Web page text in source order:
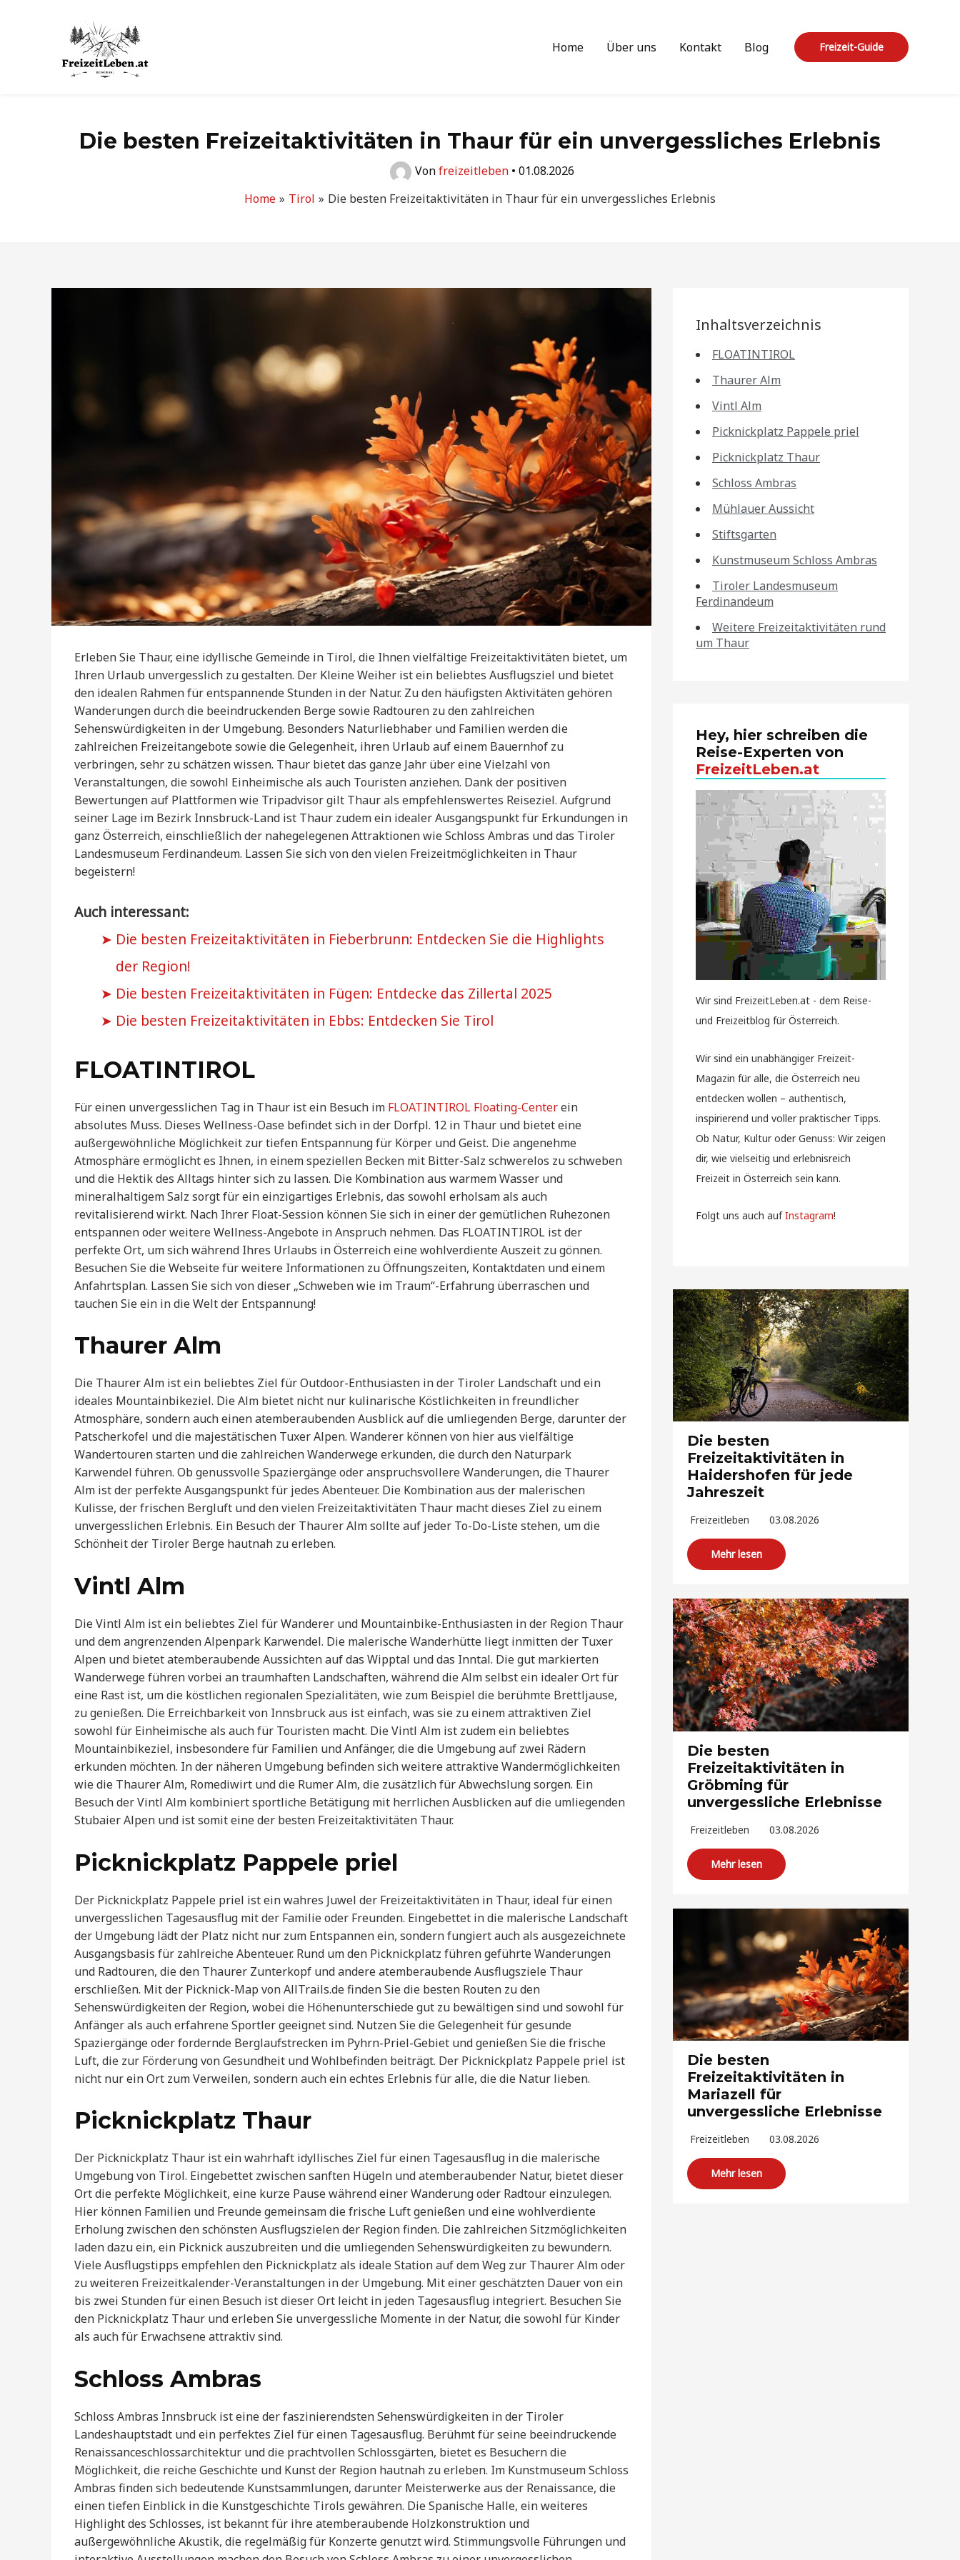
Home Über uns Kontakt Blog Freizeit-Guide
Die besten Freizeitaktivitäten in Thaur für ein unvergessliches Erlebnis
Vonfreizeitleben • 01.08.2026
Home
Tirol Die besten Freizeitaktivitäten in Thaur für ein unvergessliches Erlebnis
Erleben Sie Thaur, eine idyllische Gemeinde in Tirol, die Ihnen vielfältige Freizeitaktivitäten bietet, um
Ihren Urlaub unvergesslich zu gestalten. Der Kleine Weiher ist ein beliebtes Ausflugsziel und bietet
den idealen Rahmen für entspannende Stunden in der Natur. Zu den häufigsten Aktivitäten gehören
Wanderungen durch die beeindruckenden Berge sowie Radtouren zu den zahlreichen
Sehenswürdigkeiten in der Umgebung. Besonders Naturliebhaber und Familien werden die
zahlreichen Freizeitangebote sowie die Gelegenheit, ihren Urlaub auf einem Bauernhof zu
verbringen, sehr zu schätzen wissen. Thaur bietet das ganze Jahr über eine Vielzahl von
Veranstaltungen, die sowohl Einheimische als auch Touristen anziehen. Dank der positiven
Bewertungen auf Plattformen wie Tripadvisor gilt Thaur als empfehlenswertes Reiseziel. Aufgrund
seiner Lage im Bezirk Innsbruck-Land ist Thaur zudem ein idealer Ausgangspunkt für Erkundungen in
ganz Österreich, einschließlich der nahegelegenen Attraktionen wie Schloss Ambras und das Tiroler
Landesmuseum Ferdinandeum. Lassen Sie sich von den vielen Freizeitmöglichkeiten in Thaur
begeistern!
Auch interessant:
Die besten Freizeitaktivitäten in Fieberbrunn: Entdecken Sie die Highlights
der Region!
Die besten Freizeitaktivitäten in Fügen: Entdecke das Zillertal 2025
Die besten Freizeitaktivitäten in Ebbs: Entdecken Sie Tirol
FLOATINTIROL
Für einen unvergesslichen Tag in Thaur ist ein Besuch im FLOATINTIROL Floating-Centerein
absolutes Muss. Dieses Wellness-Oase befindet sich in der Dorfpl. 12 in Thaur und bietet eine
außergewöhnliche Möglichkeit zur tiefen Entspannung für Körper und Geist. Die angenehme
Atmosphäre ermöglicht es Ihnen, in einem speziellen Becken mit Bitter-Salz schwerelos zu schweben
und die Hektik des Alltags hinter sich zu lassen. Die Kombination aus warmem Wasser und
mineralhaltigem Salz sorgt für ein einzigartiges Erlebnis, das sowohl erholsam als auch
revitalisierend wirkt. Nach Ihrer Float-Session können Sie sich in einer der gemütlichen Ruhezonen
entspannen oder weitere Wellness-Angebote in Anspruch nehmen. Das FLOATINTIROL ist der
perfekte Ort, um sich während Ihres Urlaubs in Österreich eine wohlverdiente Auszeit zu gönnen.
Besuchen Sie die Webseite für weitere Informationen zu Öffnungszeiten, Kontaktdaten und einem
Anfahrtsplan. Lassen Sie sich von dieser „Schweben wie im Traum“-Erfahrung überraschen und
tauchen Sie ein in die Welt der Entspannung!
Thaurer Alm
Die Thaurer Alm ist ein beliebtes Ziel für Outdoor-Enthusiasten in der Tiroler Landschaft und ein
ideales Mountainbikeziel. Die Alm bietet nicht nur kulinarische Köstlichkeiten in freundlicher
Atmosphäre, sondern auch einen atemberaubenden Ausblick auf die umliegenden Berge, darunter der
Patscherkofel und die majestätischen Tuxer Alpen. Wanderer können von hier aus vielfältige
Wandertouren starten und die zahlreichen Wanderwege erkunden, die durch den Naturpark
Karwendel führen. Ob genussvolle Spaziergänge oder anspruchsvollere Wanderungen, die Thaurer
Alm ist der perfekte Ausgangspunkt für jedes Abenteuer. Die Kombination aus der malerischen
Kulisse, der frischen Bergluft und den vielen Freizeitaktivitäten Thaur macht dieses Ziel zu einem
unvergesslichen Erlebnis. Ein Besuch der Thaurer Alm sollte auf jeder To-Do-Liste stehen, um die
Schönheit der Tiroler Berge hautnah zu erleben.
Vintl Alm
Die Vintl Alm ist ein beliebtes Ziel für Wanderer und Mountainbike-Enthusiasten in der Region Thaur
und dem angrenzenden Alpenpark Karwendel. Die malerische Wanderhütte liegt inmitten der Tuxer
Alpen und bietet atemberaubende Aussichten auf das Wipptal und das Inntal. Die gut markierten
Wanderwege führen vorbei an traumhaften Landschaften, während die Alm selbst ein idealer Ort für
eine Rast ist, um die köstlichen regionalen Spezialitäten, wie zum Beispiel die berühmte Brettljause,
zu genießen. Die Erreichbarkeit von Innsbruck aus ist einfach, was sie zu einem attraktiven Ziel
sowohl für Einheimische als auch für Touristen macht. Die Vintl Alm ist zudem ein beliebtes
Mountainbikeziel, insbesondere für Familien und Anfänger, die die Umgebung auf zwei Rädern
erkunden möchten. In der näheren Umgebung befinden sich weitere attraktive Wandermöglichkeiten
wie die Thaurer Alm, Romediwirt und die Rumer Alm, die zusätzlich für Abwechslung sorgen. Ein
Besuch der Vintl Alm kombiniert sportliche Betätigung mit herrlichen Ausblicken auf die umliegenden
Stubaier Alpen und ist somit eine der besten Freizeitaktivitäten Thaur.
Picknickplatz Pappele priel
Der Picknickplatz Pappele priel ist ein wahres Juwel der Freizeitaktivitäten in Thaur, ideal für einen
unvergesslichen Tagesausflug mit der Familie oder Freunden. Eingebettet in die malerische Landschaft
der Umgebung lädt der Platz nicht nur zum Entspannen ein, sondern fungiert auch als ausgezeichnete
Ausgangsbasis für zahlreiche Abenteuer. Rund um den Picknickplatz führen geführte Wanderungen
und Radtouren, die den Thaurer Zunterkopf und andere atemberaubende Ausflugsziele Thaur
erschließen. Mit der Picknick-Map von AllTrails.de finden Sie die besten Routen zu den
Sehenswürdigkeiten der Region, wobei die Höhenunterschiede gut zu bewältigen sind und sowohl für
Anfänger als auch erfahrene Sportler geeignet sind. Nutzen Sie die Gelegenheit für gesunde
Spaziergänge oder fordernde Berglaufstrecken im Pyhrn-Priel-Gebiet und genießen Sie die frische
Luft, die zur Förderung von Gesundheit und Wohlbefinden beiträgt. Der Picknickplatz Pappele priel ist
nicht nur ein Ort zum Verweilen, sondern auch ein echtes Erlebnis für alle, die die Natur lieben.
Picknickplatz Thaur
Der Picknickplatz Thaur ist ein wahrhaft idyllisches Ziel für einen Tagesausflug in die malerische
Umgebung von Tirol. Eingebettet zwischen sanften Hügeln und atemberaubender Natur, bietet dieser
Ort die perfekte Möglichkeit, eine kurze Pause während einer Wanderung oder Radtour einzulegen.
Hier können Familien und Freunde gemeinsam die frische Luft genießen und eine wohlverdiente
Erholung zwischen den schönsten Ausflugszielen der Region finden. Die zahlreichen Sitzmöglichkeiten
laden dazu ein, ein Picknick auszubreiten und die umliegenden Sehenswürdigkeiten zu bewundern.
Viele Ausflugstipps empfehlen den Picknickplatz als ideale Station auf dem Weg zur Thaurer Alm oder
zu weiteren Freizeitkalender-Veranstaltungen in der Umgebung. Mit einer geschätzten Dauer von ein
bis zwei Stunden für einen Besuch ist dieser Ort leicht in jeden Tagesausflug integriert. Besuchen Sie
den Picknickplatz Thaur und erleben Sie unvergessliche Momente in der Natur, die sowohl für Kinder
als auch für Erwachsene attraktiv sind.
Schloss Ambras
Schloss Ambras Innsbruck ist eine der faszinierendsten Sehenswürdigkeiten in der Tiroler
Landeshauptstadt und ein perfektes Ziel für einen Tagesausflug. Berühmt für seine beeindruckende
Renaissanceschlossarchitektur und die prachtvollen Schlossgärten, bietet es Besuchern die
Möglichkeit, die reiche Geschichte und Kunst der Region hautnah zu erleben. Im Kunstmuseum Schloss
Ambras finden sich bedeutende Kunstsammlungen, darunter Meisterwerke aus der Renaissance, die
einen tiefen Einblick in die Kunstgeschichte Tirols gewähren. Die Spanische Halle, ein weiteres
Highlight des Schlosses, ist bekannt für ihre atemberaubende Holzkonstruktion und
außergewöhnliche Akustik, die regelmäßig für Konzerte genutzt wird. Stimmungsvolle Führungen und
Inhaltsverzeichnis
FLOATINTIROL
Thaurer Alm
Vintl Alm
Picknickplatz Pappele priel
Picknickplatz Thaur
Schloss Ambras
Mühlauer Aussicht
Stiftsgarten
Kunstmuseum Schloss Ambras
Tiroler Landesmuseum
Ferdinandeum
Weitere Freizeitaktivitäten rund
um Thaur
Hey, hier schreiben die
Reise-Experten von
FreizeitLeben.at
Wir sind FreizeitLeben.at - dem Reise-
und Freizeitblog für Österreich.
Wir sind ein unabhängiger Freizeit-
Magazin für alle, die Österreich neu
entdecken wollen – authentisch,
inspirierend und voller praktischer Tipps.
Ob Natur, Kultur oder Genuss: Wir zeigen
dir, wie vielseitig und erlebnisreich
Freizeit in Österreich sein kann.
Folgt uns auch aufInstagram!
Die besten
Freizeitaktivitäten in
Haidershofen für jede
Jahreszeit
Freizeitleben 03.08.2026
Mehr lesen
Die besten
Freizeitaktivitäten in
Gröbming für
unvergessliche Erlebnisse
Freizeitleben 03.08.2026
Mehr lesen
Die besten
Freizeitaktivitäten in
Mariazell für
unvergessliche Erlebnisse
Freizeitleben 03.08.2026
Mehr lesen